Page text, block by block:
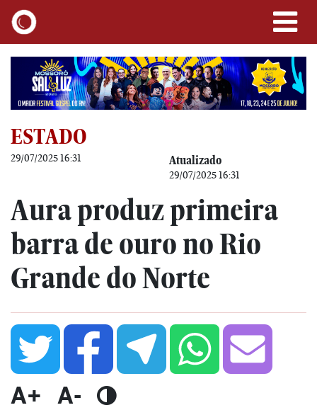
ESTADO
29/07/2025 16:31 Atualizado
29/07/2025 16:31
Aura produz primeira
barra de ouro no Rio
Grande do Norte
A+ A-